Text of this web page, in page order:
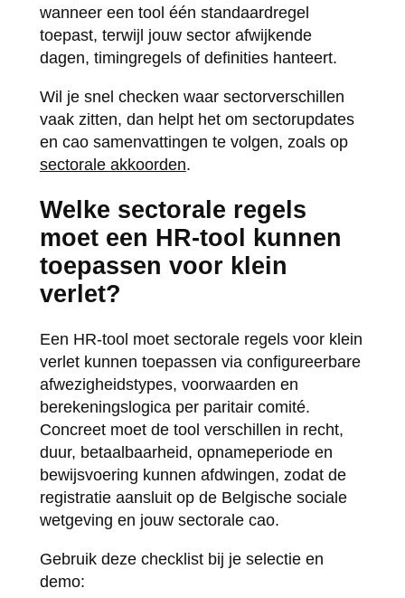
wanneer een tool één standaardregel
toepast, terwijl jouw sector afwijkende
dagen, timingregels of definities hanteert.
Wil je snel checken waar sectorverschillen
vaak zitten, dan helpt het om sectorupdates
en cao samenvattingen te volgen, zoals op
sectorale akkoorden.
Welke sectorale regels
moet een HR-tool kunnen
toepassen voor klein
verlet?
Een HR-tool moet sectorale regels voor klein
verlet kunnen toepassen via configureerbare
afwezigheidstypes, voorwaarden en
berekeningslogica per paritair comité.
Concreet moet de tool verschillen in recht,
duur, betaalbaarheid, opnameperiode en
bewijsvoering kunnen afdwingen, zodat de
registratie aansluit op de Belgische sociale
wetgeving en jouw sectorale cao.
Gebruik deze checklist bij je selectie en
demo: